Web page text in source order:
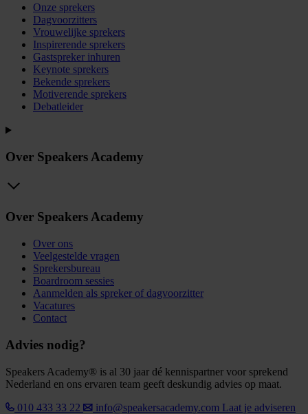
Onze sprekers
Dagvoorzitters
Vrouwelijke sprekers
Inspirerende sprekers
Gastspreker inhuren
Keynote sprekers
Bekende sprekers
Motiverende sprekers
Debatleider
Over Speakers Academy
Over Speakers Academy
Over ons
Veelgestelde vragen
Sprekersbureau
Boardroom sessies
Aanmelden als spreker of dagvoorzitter
Vacatures
Contact
Advies nodig?
Speakers Academy® is al 30 jaar dé kennispartner voor sprekend
Nederland en ons ervaren team geeft deskundig advies op maat.
010 433 33 22
info@speakersacademy.com Laat je adviseren